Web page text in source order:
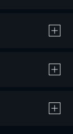
の購入 / レンタルです。